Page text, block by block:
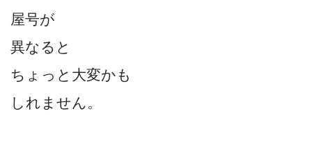
屋号が
異なると
ちょっと大変かも
しれません。